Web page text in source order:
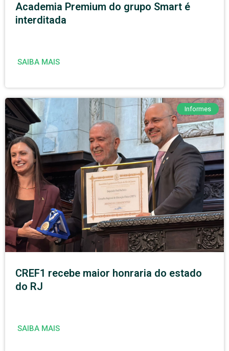
Academia Premium do grupo Smart é
interditada
SAIBA MAIS
Informes
CREF1 recebe maior honraria do estado
do RJ
SAIBA MAIS